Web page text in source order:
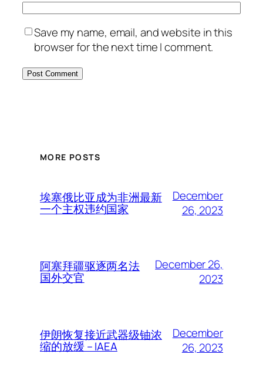
Save my name, email, and website in this
browser for the next time I comment.
MORE POSTS
埃塞俄比亚成为非洲最新
一个主权违约国家
December
26, 2023
阿塞拜疆驱逐两名法
国外交官
December 26,
2023
伊朗恢复接近武器级铀浓
缩的放缓 – IAEA
December
26, 2023